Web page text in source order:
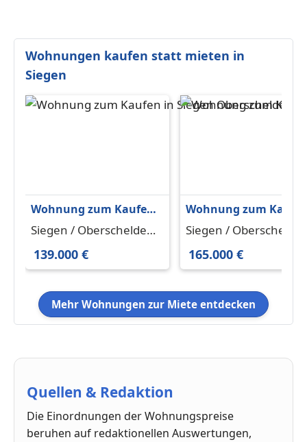
Wohnungen kaufen statt mieten in
Siegen
Wohnung zum Kaufen
in Siegen Oberschelden
Siegen / Oberschelden
57080
139.000 €
Wohnung zum
in Siegen
Siegen /
57080
165.000 €
Mehr Wohnungen zur Miete entdecken
Quellen & Redaktion
Die Einordnungen der Wohnungspreise
beruhen auf redaktionellen Auswertungen,